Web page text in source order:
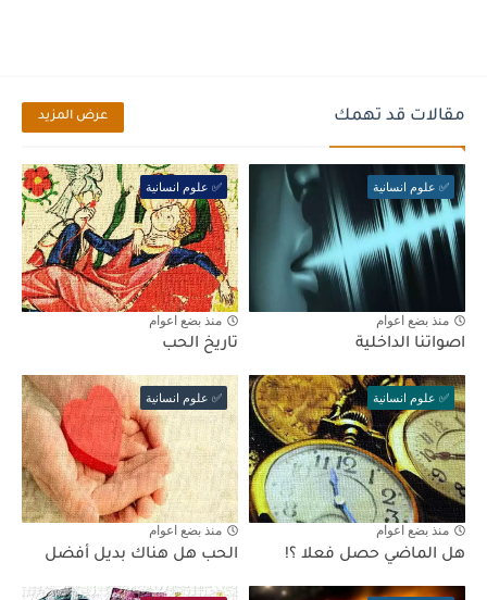
مقالات قد تهمك عرض المزيد
✅ علوم انسانية
منذ بضع اعوام
اصواتنا الداخلية
✅ علوم انسانية
منذ بضع اعوام
تاريخ الحب
✅ علوم انسانية
منذ بضع اعوام
هل الماضي حصل فعلا ؟!
✅ علوم انسانية
منذ بضع اعوام
الحب هل هناك بديل أفضل